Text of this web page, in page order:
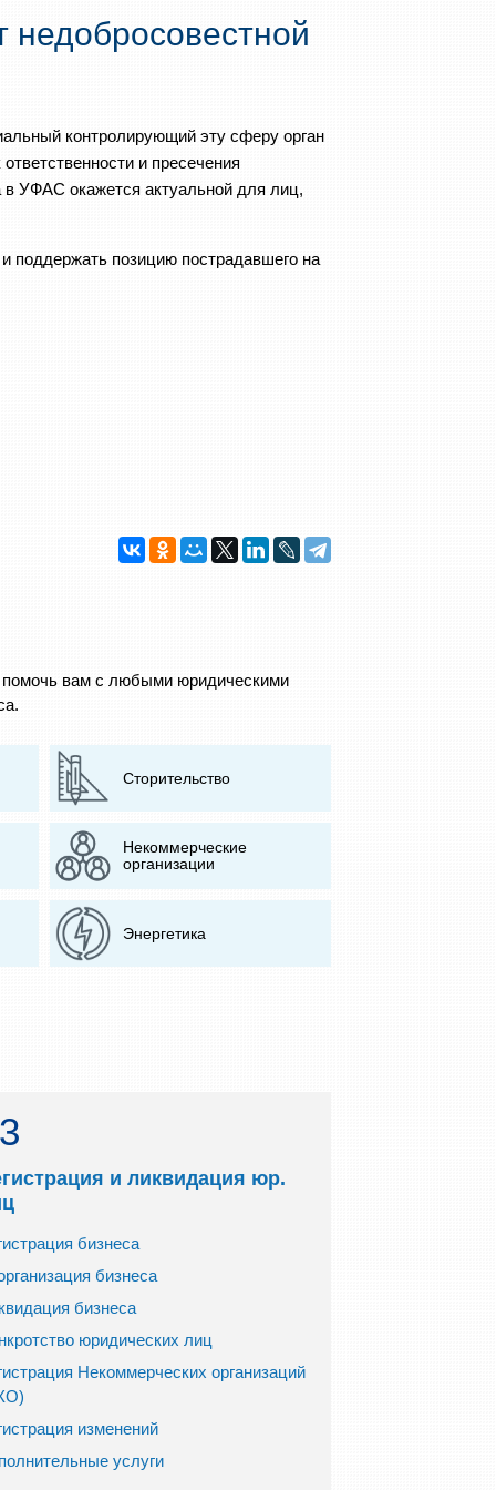
контролирующий эту сферу орган
и пресечения
УФАС окажется актуальной для лиц,
поддержать позицию пострадавшего на
вам с любыми юридическими
Сторительство
Некоммерческие
организации
Энергетика
и ликвидация юр.
бизнеса
бизнеса
бизнеса
юридических лиц
Некоммерческих организаций
изменений
услуги